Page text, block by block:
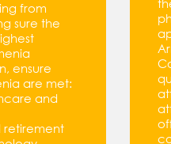
from
sure the
ensure
are met:
and
retirement